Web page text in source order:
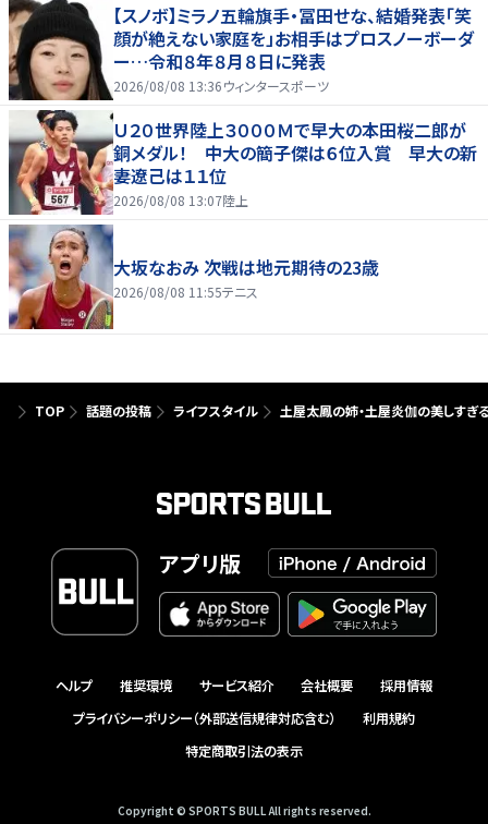
【スノボ】ミラノ五輪旗手・冨田せな、結婚発表「笑
顔が絶えない家庭を」お相手はプロスノーボーダ
ー…令和８年８月８日に発表
2026/08/08 13:36ウィンタースポーツ
Ｕ２０世界陸上３０００Ｍで早大の本田桜二郎が
銅メダル！ 中大の簡子傑は６位入賞 早大の新
妻遼己は１１位
2026/08/08 13:07陸上
大坂なおみ 次戦は地元期待の23歳
2026/08/08 11:55テニス
TOP 話題の投稿 ライフスタイル 土屋太鳳の姉・土屋炎伽の美しすぎ
アプリ版
ヘルプ 推奨環境 サービス紹介 会社概要
採用情報
プライバシーポリシー（外部送信規律対応含む）
利用規約
特定商取引法の表示
Copyright © SPORTS BULL All rights reserved.